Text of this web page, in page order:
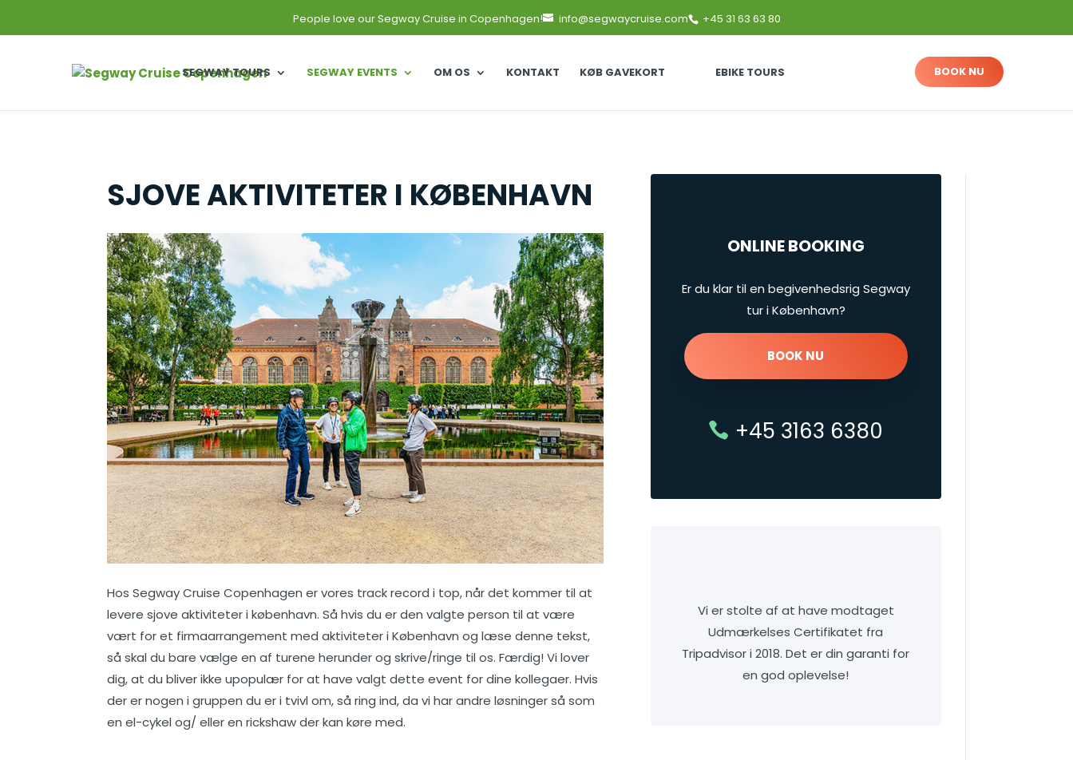
People love our Segway Cruise in Copenhagen! info@segwaycruise.com +45 31 63 63 80
SEGWAY TOURS SEGWAY EVENTS OM OS KONTAKT KØB GAVEKORT EBIKE TOURS BOOK NU
SJOVE AKTIVITETER I KØBENHAVN
Hos Segway Cruise Copenhagen er vores track record i top, når det kommer til at
levere sjove aktiviteter i københavn. Så hvis du er den valgte person til at være
vært for et firmaarrangement med aktiviteter i København og læse denne tekst,
så skal du bare vælge en af turene herunder og skrive/ringe til os. Færdig! Vi lover
dig, at du bliver ikke upopulær for at have valgt dette event for dine kollegaer. Hvis
der er nogen i gruppen du er i tvivl om, så ring ind, da vi har andre løsninger så som
en el-cykel og/ eller en rickshaw der kan køre med.
ONLINE BOOKING
Er du klar til en begivenhedsrig Segway
tur i København?
BOOK NU
+45 3163 6380
Vi er stolte af at have modtaget
Udmærkelses Certifikatet fra
Tripadvisor i 2018. Det er din garanti for
en god oplevelse!